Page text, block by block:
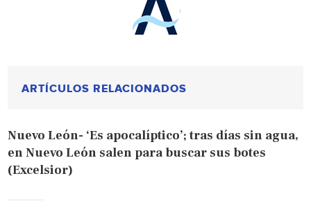
ARTÍCULOS RELACIONADOS
Nuevo León- ‘Es apocalíptico’; tras días sin agua,
en Nuevo León salen para buscar sus botes
(Excelsior)